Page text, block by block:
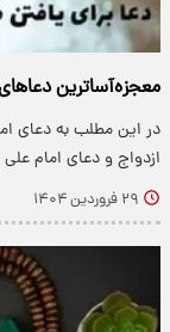
معجزه‌آساترین
در این مطلب به دعای
ازدواج و دعای امام
۲۹ فروردین ۱۴۰۴